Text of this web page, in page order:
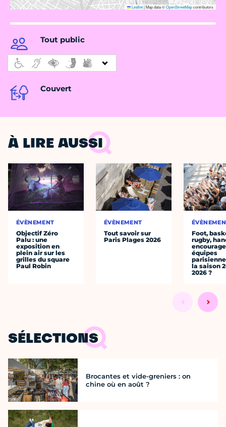
Leaflet|Map data ©OpenStreetMapcontributors
Tout public
Couvert
À LIRE AUSSI
ÉVÈNEMENT
Objectif Zéro
Palu : une
exposition en
plein air sur les
grilles du square
Paul Robin
ÉVÈNEMENT
Tout savoir sur
Paris Plages 2026
Foot,
rugby,
équipes
la saison
2026 ?
SÉLECTIONS
Brocantes et vide-greniers : on
chine où en août ?